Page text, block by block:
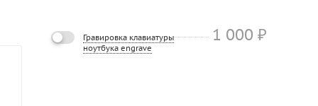
Гравировка клавиатуры
ноутбука engrave
1 000 ₽